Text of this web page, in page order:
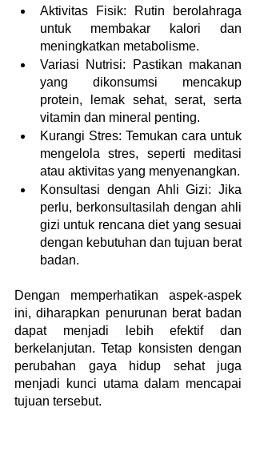
Aktivitas Fisik: Rutin berolahraga
untuk membakar kalori dan
meningkatkan metabolisme.
Variasi Nutrisi: Pastikan makanan
yang dikonsumsi mencakup
protein, lemak sehat, serat, serta
vitamin dan mineral penting.
Kurangi Stres: Temukan cara untuk
mengelola stres, seperti meditasi
atau aktivitas yang menyenangkan.
Konsultasi dengan Ahli Gizi: Jika
perlu, berkonsultasilah dengan ahli
gizi untuk rencana diet yang sesuai
dengan kebutuhan dan tujuan berat
badan.
Dengan memperhatikan aspek-aspek
ini, diharapkan penurunan berat badan
dapat menjadi lebih efektif dan
berkelanjutan. Tetap konsisten dengan
perubahan gaya hidup sehat juga
menjadi kunci utama dalam mencapai
tujuan tersebut.